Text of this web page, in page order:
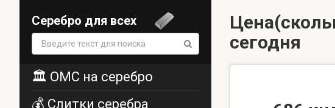
Серебро для всех
Поиск:
🏛️ ОМС на серебро
💰 Слитки серебра
сегодня